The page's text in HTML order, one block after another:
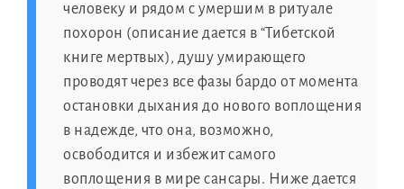
человеку и рядом с умершим в ритуале
похорон (описание дается в “Тибетской
книге мертвых), душу умирающего
проводят через все фазы бардо от момента
остановки дыхания до нового воплощения
в надежде, что она, возможно,
освободится и избежит самого
воплощения в мире сансары. Ниже дается